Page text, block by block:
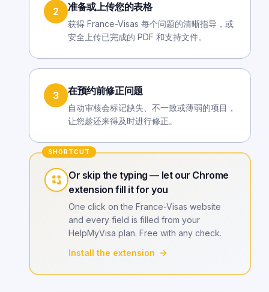
2 准备或上传您的表格
获得 France-Visas 每个问题的清晰指导，或
安全上传已完成的 PDF 和支持文件。
3 在预约前修正问题
自动审核会标记缺失、不一致或薄弱的项目，
让您趁还来得及时进行修正。
SHORTCUT
Or skip the typing — let our Chrome
extension fill it for you
One click on the France-Visas website
and every field is filled from your
HelpMyVisa plan. Free with any check.
Install the extension